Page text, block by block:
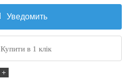
Уведомить
Купити в 1 клік